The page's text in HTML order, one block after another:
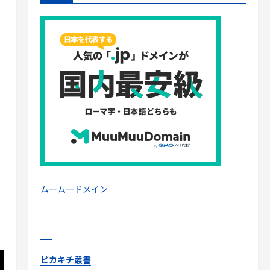
ムームードメイン
ピカキチ叢書